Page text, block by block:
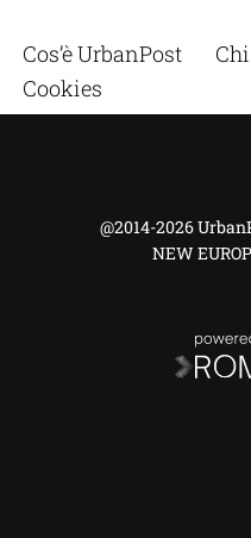
Cos’è UrbanPost
Cookies
@2014-2026
NEW